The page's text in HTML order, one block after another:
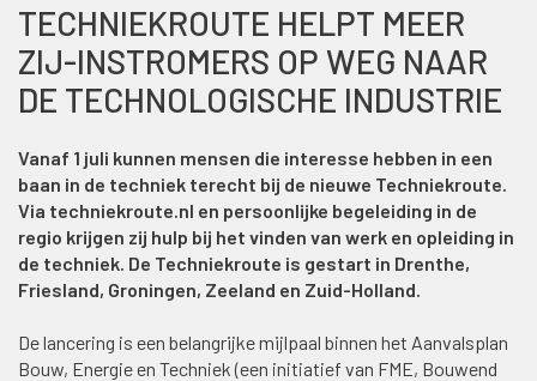
TECHNIEKROUTE HELPT MEER
ZIJ-INSTROMERS OP WEG NAAR
DE TECHNOLOGISCHE INDUSTRIE
Vanaf 1 juli kunnen mensen die interesse hebben in een
baan in de techniek terecht bij de nieuwe Techniekroute.
Via techniekroute.nl en persoonlijke begeleiding in de
regio krijgen zij hulp bij het vinden van werk en opleiding in
de techniek. De Techniekroute is gestart in Drenthe,
Friesland, Groningen, Zeeland en Zuid-Holland.
De lancering is een belangrijke mijlpaal binnen het Aanvalsplan
Bouw, Energie en Techniek (een initiatief van FME, Bouwend